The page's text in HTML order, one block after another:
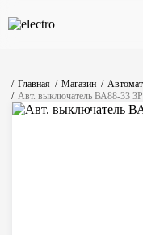
Главная Магазин
Авт. выключатель ВА88-33